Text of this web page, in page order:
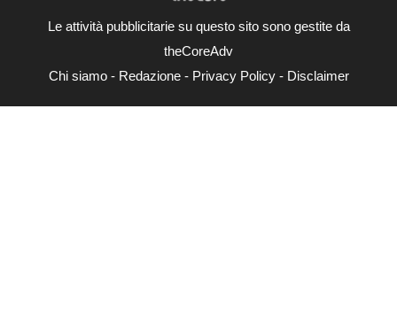
Le attività pubblicitarie su questo sito sono gestite da
theCoreAdv
Chi siamo- Redazione- Privacy Policy- Disclaimer